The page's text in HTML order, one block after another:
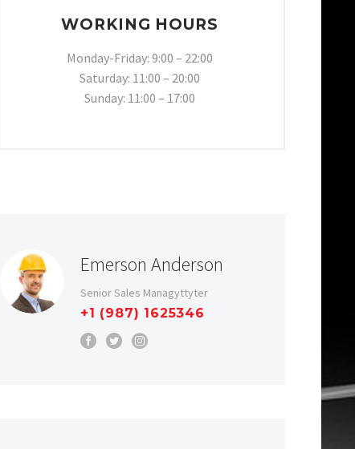
WORKING HOURS
Monday-Friday: 9:00 – 22:00
Saturday: 11:00 – 20:00
Sunday: 11:00 – 17:00
Emerson Anderson
Senior Sales Managyttyter
+1 (987) 1625346